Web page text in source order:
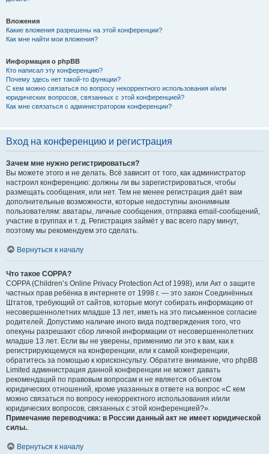
Вложения
Какие вложения разрешены на этой конференции?
Как мне найти мои вложения?
Информация о phpBB
Кто написал эту конференцию?
Почему здесь нет такой-то функции?
С кем можно связаться по вопросу некорректного использования и/или
юридических вопросов, связанных с этой конференцией?
Как мне связаться с администратором конференции?
Вход на конференцию и регистрация
Зачем мне нужно регистрироваться?
Вы можете этого и не делать. Всё зависит от того, как администратор
настроил конференцию: должны ли вы зарегистрироваться, чтобы
размещать сообщения, или нет. Тем не менее регистрация даёт вам
дополнительные возможности, которые недоступны анонимным
пользователям: аватары, личные сообщения, отправка email-сообщений,
участие в группах и т. д. Регистрация займёт у вас всего пару минут,
поэтому мы рекомендуем это сделать.
Вернуться к началу
Что такое COPPA?
COPPA (Children’s Online Privacy Protection Act of 1998), или Акт о защите
частных прав ребёнка в интернете от 1998 г. — это закон Соединённых
Штатов, требующий от сайтов, которые могут собирать информацию от
несовершеннолетних младше 13 лет, иметь на это письменное согласие
родителей. Допустимо наличие иного вида подтверждения того, что
опекуны разрешают сбор личной информации от несовершеннолетних
младше 13 лет. Если вы не уверены, применимо ли это к вам, как к
регистрирующемуся на конференции, или к самой конференции,
обратитесь за помощью к юрисконсульту. Обратите внимание, что phpBB
Limited администрация данной конференции не может давать
рекомендаций по правовым вопросам и не является объектом
юридических отношений, кроме указанных в ответе на вопрос «С кем
можно связаться по вопросу некорректного использования и/или
юридических вопросов, связанных с этой конференцией?».
Примечание переводчика: в России данный акт не имеет юридической
силы..
Вернуться к началу